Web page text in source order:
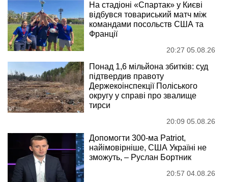
На стадіоні «Спартак» у Києві
відбувся товариський матч між
командами посольств США та
Франції
20:27 05.08.26
Понад 1,6 мільйона збитків: суд
підтвердив правоту
Держекоінспекції Поліського
округу у справі про звалище
тирси
20:09 05.08.26
Допомогти 300-ма Patriot,
найімовірніше, США Україні не
зможуть, – Руслан Бортник
20:57 04.08.26